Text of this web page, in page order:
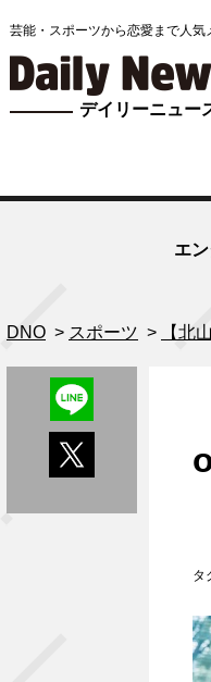
芸能・スポーツから恋愛まで人
デイリーニュー
エ
DNO > スポーツ > 【北
タ